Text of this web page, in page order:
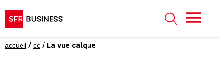
accueil / cc / La vue calque